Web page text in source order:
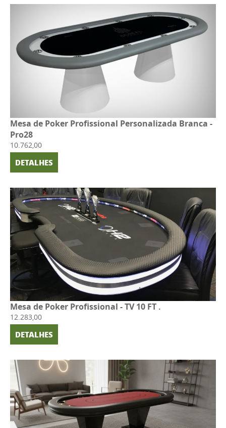
Mesa de Poker Profissional Personalizada Branca -
Pro28
10.762,00
DETALHES
Mesa de Poker Profissional - TV 10 FT .
12.283,00
DETALHES